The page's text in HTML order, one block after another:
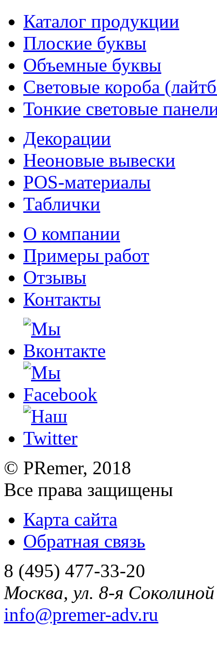
Каталог продукции
Плоские буквы
Объемные буквы
Световые короба
Тонкие световые
Декорации
Неоновые вывески
POS-материалы
Таблички
О компании
Примеры работ
Отзывы
Контакты
© PRemer, 2018
Все права защищены
Карта сайта
Обратная связь
8 (495) 477-33-20
Москва, ул. 8-я
info@premer-adv.ru